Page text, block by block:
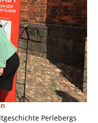
Perlebergs